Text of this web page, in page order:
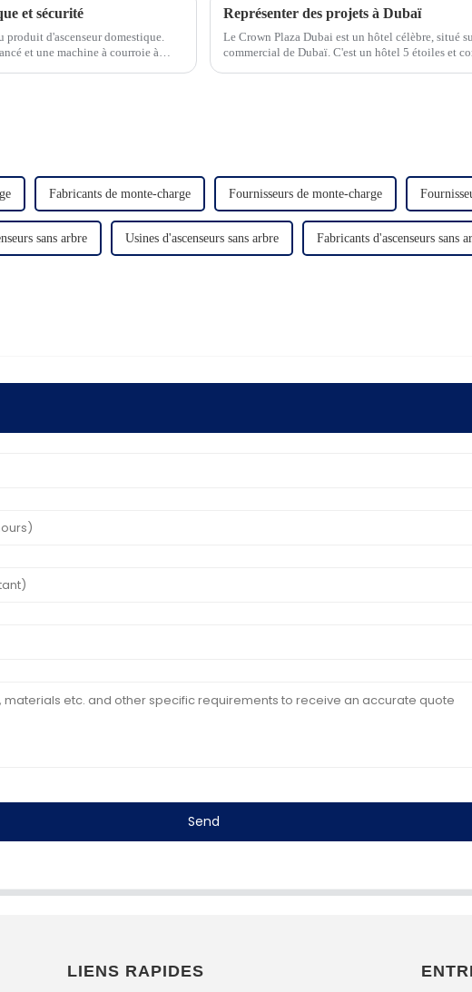
et sécurité
produit d'ascenseur domestique.
et une machine à courroie à
Représenter des projets à Dubaï
Le Crown Plaza Dubai est un hôtel célèbre, situé
commercial de Dubaï. C'est un hôtel 5 étoiles et
Fabricants de monte-charge Fournisseurs de monte-charge
sans arbre Usines d'ascenseurs sans arbre Fabricants d'ascenseurs sans
Send
LIENS RAPIDES